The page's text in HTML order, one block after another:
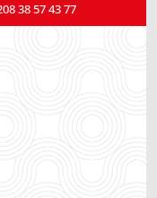
38 57 43 77